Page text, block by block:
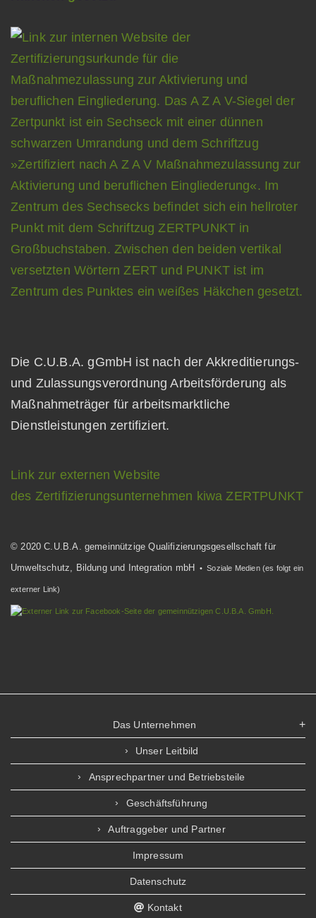
Die C.U.B.A. gGmbH ist nach der Akkreditierungs-
und Zulassungsverordnung Arbeitsförderung als
Maßnahmeträger für arbeitsmarktliche
Dienstleistungen zertifiziert.
Link zur externen Website
des Zertifizierungsunternehmen kiwa ZERTPUNKT
© 2020 C.U.B.A. gemeinnützige Qualifizierungsgesellschaft für
Umweltschutz, Bildung und Integration mbH
• Soziale Medien (es folgt ein
externer Link)
Das Unternehmen
Unser Leitbild
Ansprechpartner und Betriebsteile
Geschäftsführung
Auftraggeber und Partner
Impressum
Datenschutz
Kontakt